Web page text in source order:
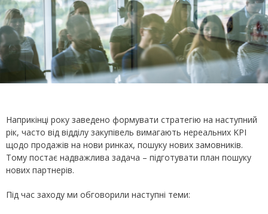
Наприкінці року заведено формувати стратегію на наступний
рік, часто від відділу закупівель вимагають нереальних KPI
щодо продажів на нови ринках, пошуку нових замовників.
Тому постає надважлива задача – підготувати план пошуку
нових партнерів.
Під час заходу ми обговорили наступні теми: